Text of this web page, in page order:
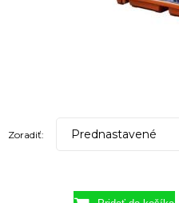
Zoradiť: Prednastavené